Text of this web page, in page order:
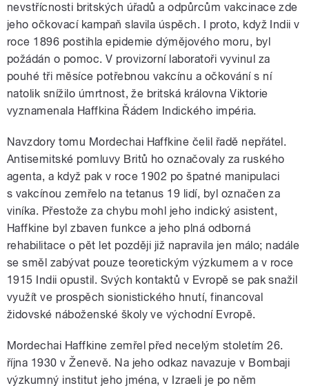
nevstřícnosti britských úřadů a odpůrcům vakcinace zde
jeho očkovací kampaň slavila úspěch. I proto, když Indii v
roce 1896 postihla epidemie dýmějového moru, byl
požádán o pomoc. V provizorní laboratoři vyvinul za
pouhé tři měsíce potřebnou vakcínu a očkování s ní
natolik snížilo úmrtnost, že britská královna Viktorie
vyznamenala Haffkina Řádem Indického impéria.
Navzdory tomu Mordechai Haffkine čelil řadě nepřátel.
Antisemitské pomluvy Britů ho označovaly za ruského
agenta, a když pak v roce 1902 po špatné manipulaci
s vakcínou zemřelo na tetanus 19 lidí, byl označen za
viníka. Přestože za chybu mohl jeho indický asistent,
Haffkine byl zbaven funkce a jeho plná odborná
rehabilitace o pět let později již napravila jen málo; nadále
se směl zabývat pouze teoretickým výzkumem a v roce
1915 Indii opustil. Svých kontaktů v Evropě se pak snažil
využít ve prospěch sionistického hnutí, financoval
židovské náboženské školy ve východní Evropě.
Mordechai Haffkine zemřel před necelým stoletím 26.
října 1930 v Ženevě. Na jeho odkaz navazuje v Bombaji
výzkumný institut jeho jména, v Izraeli je po něm